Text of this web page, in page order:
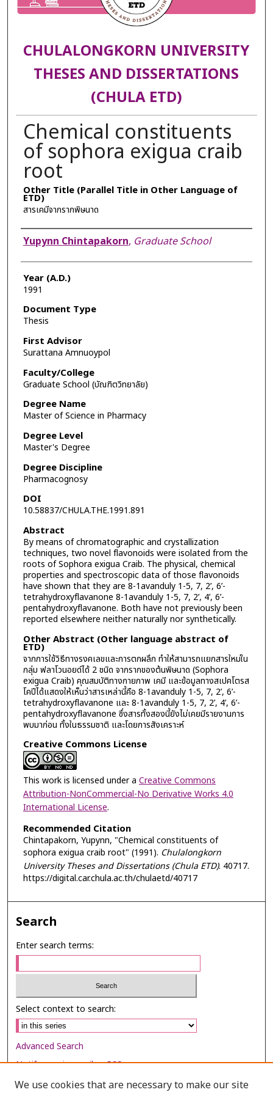
CHULALONGKORN UNIVERSITY
THESES AND DISSERTATIONS
(CHULA ETD)
Chemical constituents
of sophora exigua craib
root
Other Title (Parallel Title in Other Language of
ETD)
สารเคมีจากรากพิษนาด
Author
Yupynn Chintapakorn, Graduate School
Year (A.D.)
1991
Document Type
Thesis
First Advisor
Surattana Amnuoypol
Faculty/College
Graduate School (บัณฑิตวิทยาลัย)
Degree Name
Master of Science in Pharmacy
Degree Level
Master's Degree
Degree Discipline
Pharmacognosy
DOI
10.58837/CHULA.THE.1991.891
Abstract
By means of chromatographic and crystallization
techniques, two novel flavonoids were isolated from the
roots of Sophora exigua Craib. The physical, chemical
properties and spectroscopic data of those flavonoids
have shown that they are 8-1avanduly 1-5, 7, 2’, 6’-
tetrahydroxyflavanone 8-1avanduly 1-5, 7, 2’, 4’, 6’-
pentahydroxyflavanone. Both have not previously been
reported elsewhere neither naturally nor synthetically.
Other Abstract (Other language abstract of
ETD)
จากการใช้วิธีทางรงคเลขและการตกผลึก ทำให้สามารถแยกสารใหม่ใน
กลุ่ม ฟลาโวนอยด์ได้ 2 ชนิด จากรากของต้นพิษนาด (Sophora
exigua Craib) คุณสมบัติทางกายภาพ เคมี และข้อมูลทางสเปคโตรส
โคปีได้แสดงให้เห็นว่าสารเหล่านี้คือ 8-1avanduly 1-5, 7, 2’, 6’-
tetrahydroxyflavanone และ 8-1avanduly 1-5, 7, 2’, 4’, 6’-
pentahydroxyflavanone ซึ่งสารทั้งสองนี้ยังไม่เคยมีรายงานการ
พบมาก่อน ทั้งในธรรมชาติ และโดยการสังเคราะห์
Creative Commons License
This work is licensed under a Creative Commons
Attribution-NonCommercial-No Derivative Works 4.0
International License.
Recommended Citation
Chintapakorn, Yupynn, "Chemical constituents of
sophora exigua craib root" (1991). Chulalongkorn
University Theses and Dissertations (Chula ETD). 40717.
https://digital.car.chula.ac.th/chulaetd/40717
Search
Enter search terms:
Select context to search:
Advanced Search
Notify me via email orRSS
We use cookies that are necessary to make our site